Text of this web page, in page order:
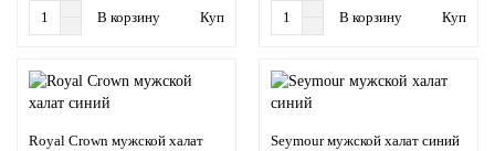
В корзину Купить в 1 клик В корзину Купить
Royal Crown мужской халат
Seymour мужской халат синий